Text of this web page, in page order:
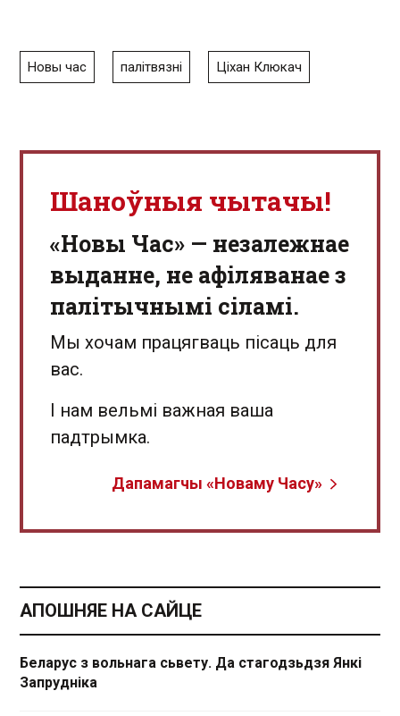
Новы час палітвязні Ціхан Клюкач
Шаноўныя чытачы!
«Новы Час» — незалежнае
выданне, не афіляванае з
палітычнымі сіламі.
Мы хочам працягваць пісаць для
вас.
І нам вельмі важная ваша
падтрымка.
Дапамагчы «Новаму Часу»
АПОШНЯЕ НА САЙЦЕ
Беларус з вольнага сьвету. Да стагодзьдзя Янкі
Запрудніка